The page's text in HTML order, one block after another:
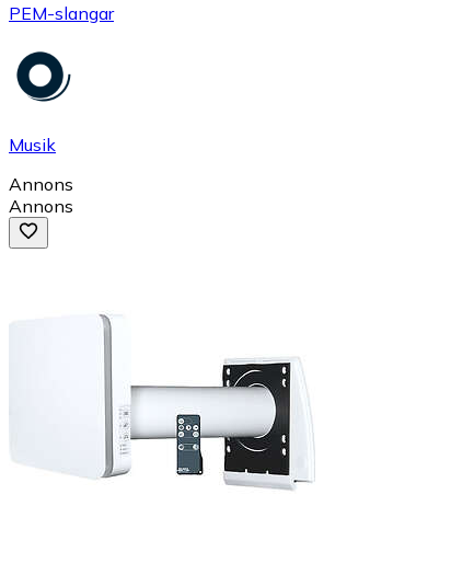
PEM-slangar
Musik
Annons
Annons